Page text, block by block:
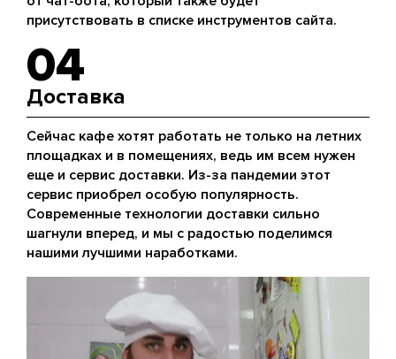
присутствовать в списке инструментов сайта.
04
Доставка
Сейчас кафе хотят работать не только на летних
площадках и в помещениях, ведь им всем нужен
еще и сервис доставки. Из-за пандемии этот
сервис приобрел особую популярность.
Современные технологии доставки сильно
шагнули вперед, и мы с радостью поделимся
нашими лучшими наработками.